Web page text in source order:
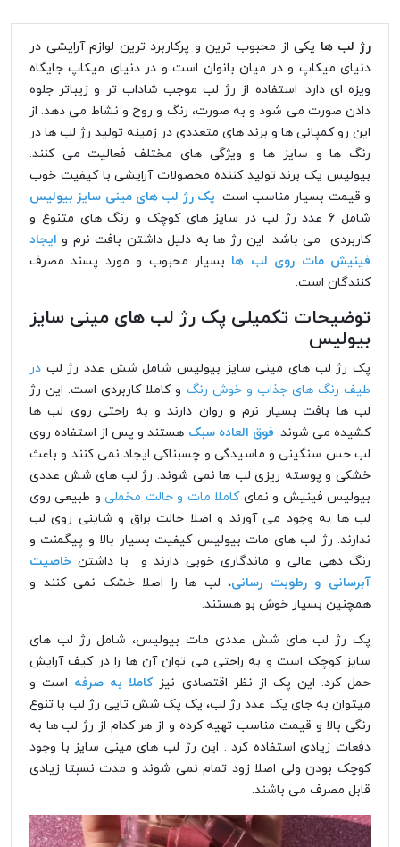
رژ لب ها یکی از محبوب ترین و پرکاربرد ترین لوازم آرایشی در
دنیای میکاپ و در میان بانوان است و در دنیای میکاپ جایگاه
ویزه ای دارد. استفاده از رژ لب موجب شاداب تر و زیباتر جلوه
دادن صورت می شود و به صورت، رنگ و روح و نشاط می دهد. از
این رو کمپانی ها و برند های متعددی در زمینه تولید رژ لب ها در
رنگ ها و سایز ها و ویژگی های مختلف فعالیت می کنند.
بیولیس یک برند تولید کننده محصولات آرایشی با کیفیت خوب
و قیمت بسیار مناسب است. پک رژ لب های مینی سایز بیولیس
شامل 6 عدد رژ لب در سایز های کوچک و رنگ های متنوع و
کاربردی می باشد. این رژ ها به دلیل داشتن بافت نرم وایجاد
فینیش مات روی لب ها بسیار محبوب و مورد پسند مصرف
کنندگان است.
توضیحات تکمیلی پک رژ لب های مینی سایز
بیولیس
پک رژ لب های مینی سایز بیولیس شامل شش عدد رژ لب در
طیف رنگ های جذاب و خوش رنگ و کاملا کاربردی است. این رژ
لب ها بافت بسیار نرم و روان دارند و به راحتی روی لب ها
کشیده می شوند. فوق العاده سبک هستند و پس از استفاده روی
لب حس سنگینی و ماسیدگی و چسبناکی ایجاد نمی کنند و باعث
خشکی و پوسته ریزی لب ها نمی شوند. رژ لب های شش عددی
بیولیس فینیش و نمایکاملا مات و حالت مخملیو طبیعی روی
لب ها به وجود می آورند و اصلا حالت براق و شاینی روی لب
ندارند. رژ لب های مات بیولیس کیفیت بسیار بالا و پیگمنت و
رنگ دهی عالی و ماندگاری خوبی دارند و با داشتنخاصیت
آبرسانی و رطوبت رسانی، لب ها را اصلا خشک نمی کنند و
همچنین بسیار خوش بو هستند.
پک رژ لب های شش عددی مات بیولیس، شامل رژ لب های
سایز کوچک است و به راحتی می توان آن ها را در کیف آرایش
حمل کرد. این پک از نظر اقتصادی نیزکاملا به صرفه است و
میتوان به جای یک عدد رژ لب، یک پک شش تایی رژ لب با تنوع
رنگی بالا و قیمت مناسب تهیه کرده و از هر کدام از رژ لب ها به
دفعات زیادی استفاده کرد . این رژ لب های مینی سایز با وجود
کوچک بودن ولی اصلا زود تمام نمی شوند و مدت نسبتا زیادی
قابل مصرف می باشند.